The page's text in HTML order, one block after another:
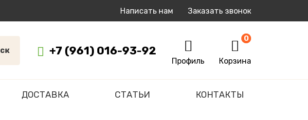
Написать нам Заказать звонок
+7 (961) 016-93-92
Профиль
0
0
Корзина
ДОСТАВКА СТАТЬИ КОНТАКТЫ